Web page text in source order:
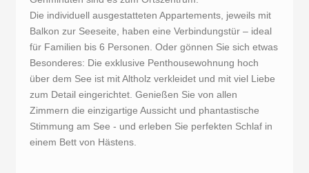
Die individuell ausgestatteten Appartements, jeweils mit
Balkon zur Seeseite, haben eine Verbindungstür – ideal
für Familien bis 6 Personen. Oder gönnen Sie sich etwas
Besonderes: Die exklusive Penthousewohnung hoch
über dem See ist mit Altholz verkleidet und mit viel Liebe
zum Detail eingerichtet. Genießen Sie von allen
Zimmern die einzigartige Aussicht und phantastische
Stimmung am See - und erleben Sie perfekten Schlaf in
einem Bett von Hästens.